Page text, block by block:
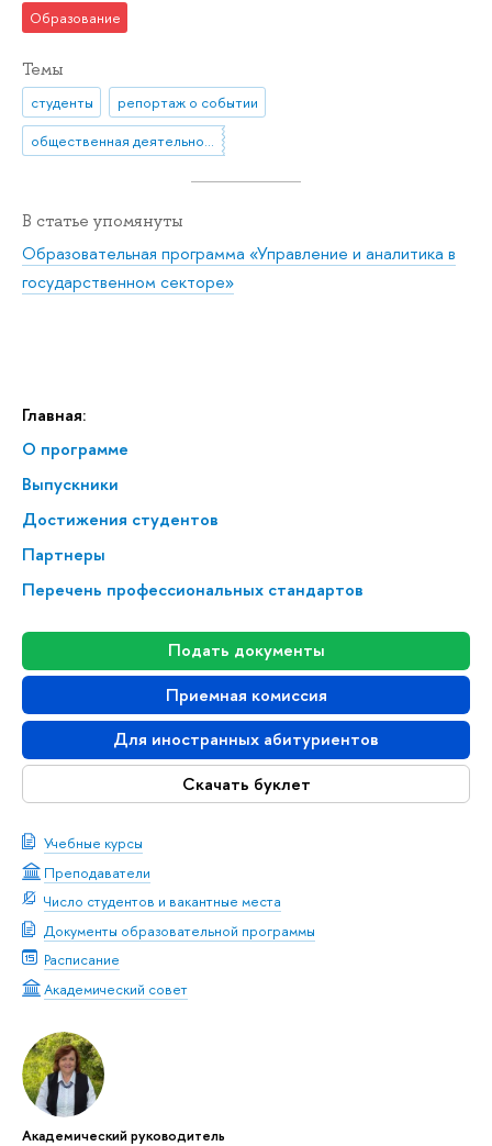
Главная:
О программе
Выпускники
Достижения студентов
Партнеры
Перечень профессиональных стандартов
Подать документы
Приемная комиссия
Для иностранных абитуриентов
Скачать буклет
Учебные курсы
Преподаватели
Число студентов и вакантные места
Документы образовательной программы
Расписание
Академический совет
Академический руководитель
Образование
Темы
студенты
репортаж о событии
В статье упомянуты
Образовательная программа «Управление и аналитика в
государственном секторе»